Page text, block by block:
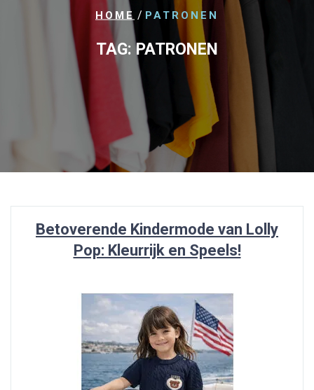
HOME / PATRONEN
TAG:PATRONEN
Betoverende Kindermode van Lolly
Pop: Kleurrijk en Speels!